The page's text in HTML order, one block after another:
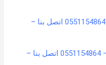
شركة تنظيف سجاد بحفر الباطن – 0551154864 اتصل بنا –
شركة تنظيف خزانات بحفر الباطن – 0551154864 اتصل بنا –